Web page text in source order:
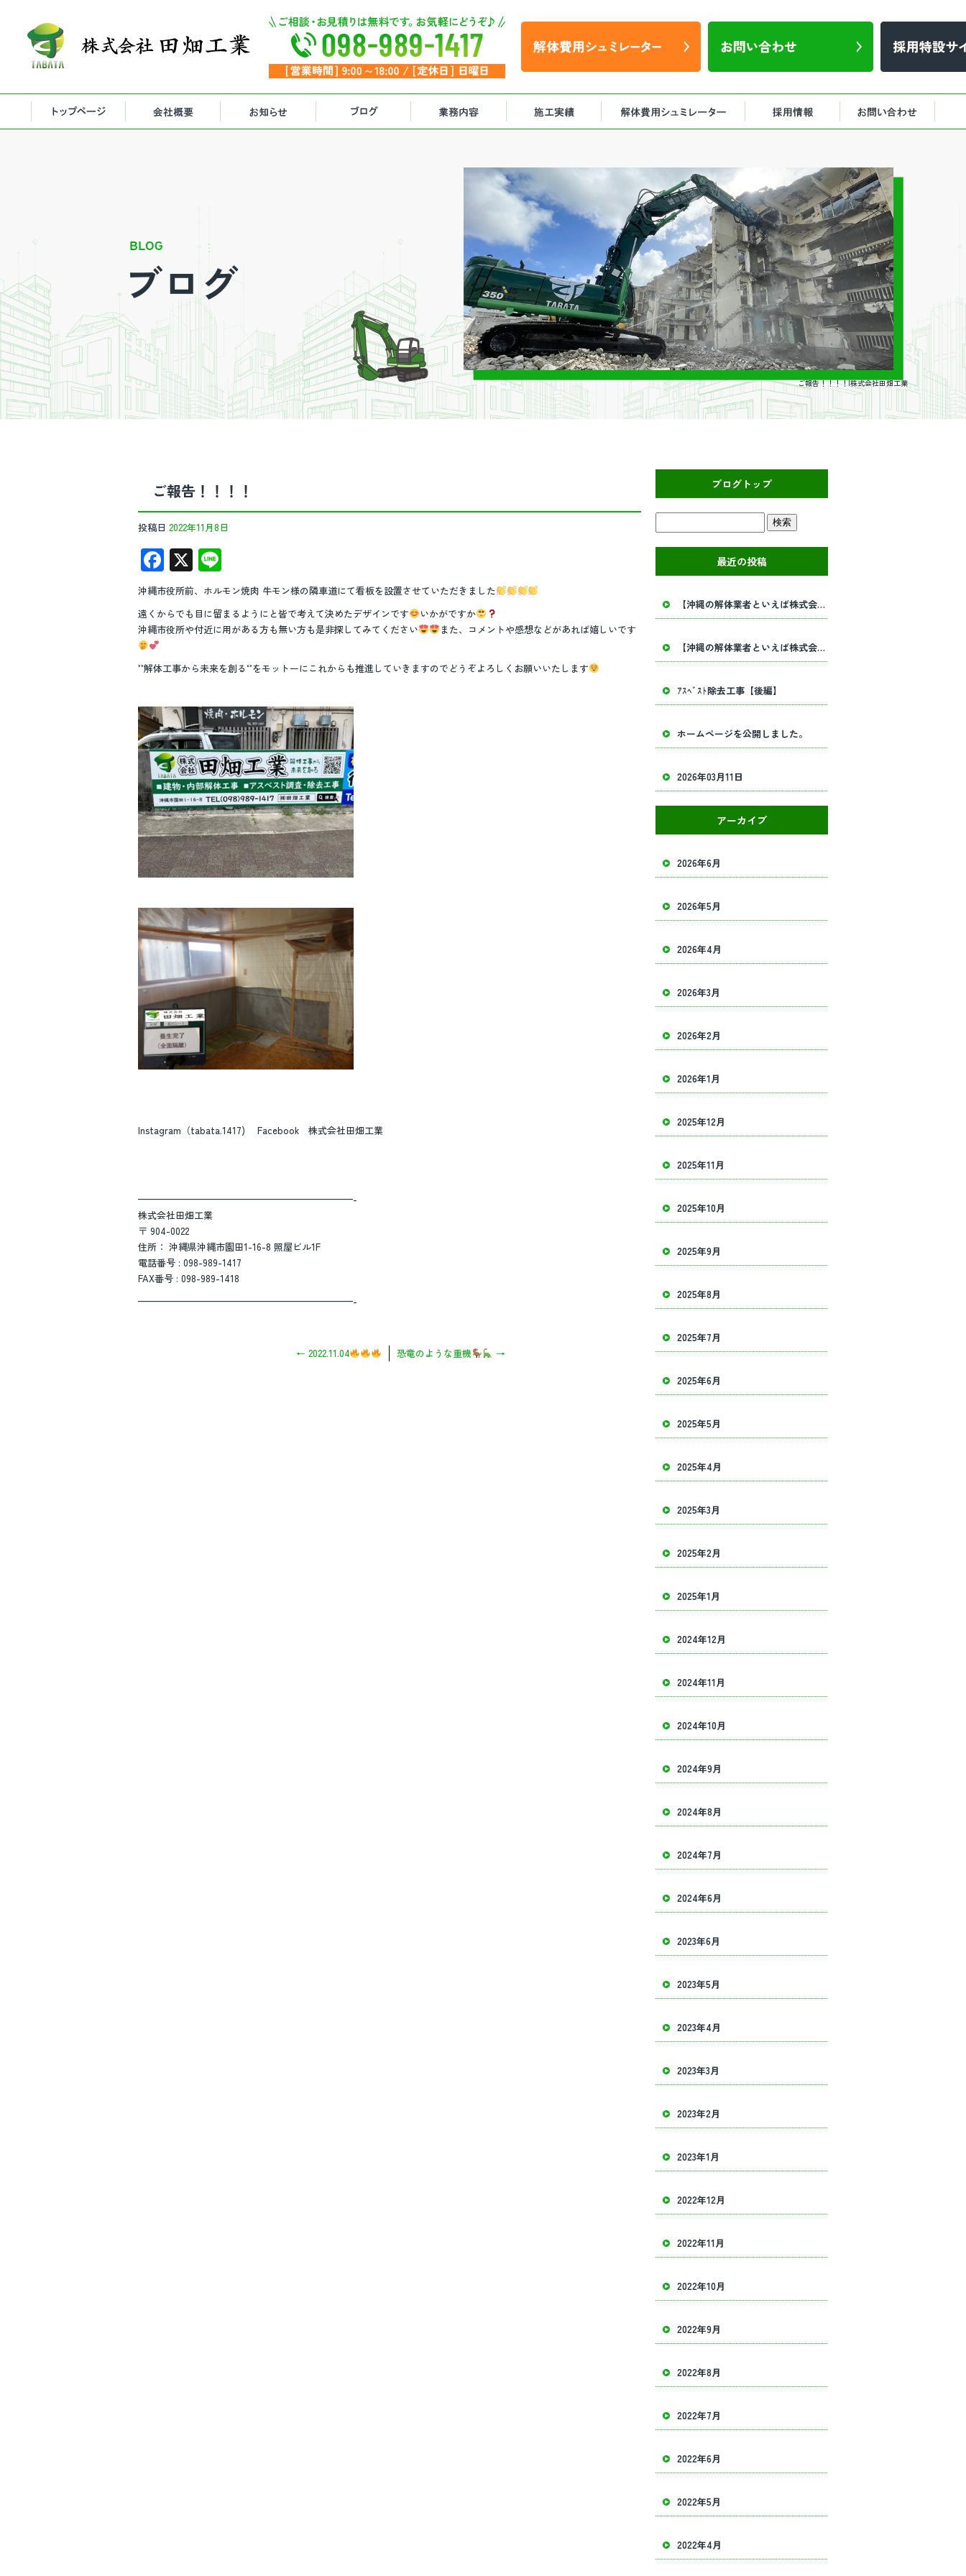
ご報告！！！！|株式会社田畑工業
ご報告！！！！
投稿日 2022年11月8日
F
ac
e
b
o
k
X
n
e
沖縄市役所前、ホルモン焼肉 牛モン様の隣車道にて看板を設置させていただきました
遠くからでも目に留まるようにと皆で考えて決めたデザインです
いかがですか
沖縄市役所や付近に用がある方も無い方も是非探してみてください
また、コメントや感想などがあれば嬉しいです
’’解体工事から未来を創る‘’をモットーにこれからも推進していきますのでどうぞよろしくお願いいたします
Instagram（tabata.1417) Facebook 株式会社田畑工業
———————————————————————-
株式会社田畑工業
〒 904-0022
住所： 沖縄県沖縄市園田1-16-8 照屋ビル1F
電話番号 : 098-989-1417
FAX番号 : 098-989-1418
———————————————————————-
← 2022.11.04 恐竜のような重機 →
ブログトップ
最近の投稿
【沖縄の解体業者といえば株式会社田畑工業】内部解体工事・建物解体工事の事ならお任せください！
【沖縄の解体業者といえば株式会社田畑工業】内部解体工事・建物解体工事の事ならお任せください！
ｱｽﾍﾞｽﾄ除去工事【後編】
ホームページを公開しました。
2026年03月11日
アーカイブ
2026年6月
2026年5月
2026年4月
2026年3月
2026年2月
2026年1月
2025年12月
2025年11月
2025年10月
2025年9月
2025年8月
2025年7月
2025年6月
2025年5月
2025年4月
2025年3月
2025年2月
2025年1月
2024年12月
2024年11月
2024年10月
2024年9月
2024年8月
2024年7月
2024年6月
2023年6月
2023年5月
2023年4月
2023年3月
2023年2月
2023年1月
2022年12月
2022年11月
2022年10月
2022年9月
2022年8月
2022年7月
2022年6月
2022年5月
2022年4月